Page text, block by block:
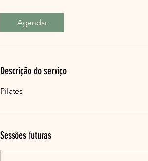
Agendar
Descrição do serviço
Pilates
Sessões futuras